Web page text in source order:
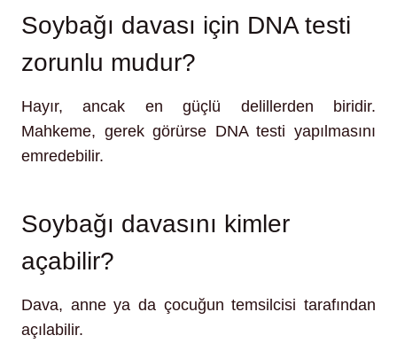
Soybağı davası için DNA testi
zorunlu mudur?
Hayır, ancak en güçlü delillerden biridir.
Mahkeme, gerek görürse DNA testi yapılmasını
emredebilir.
Soybağı davasını kimler
açabilir?
Dava, anne ya da çocuğun temsilcisi tarafından
açılabilir.